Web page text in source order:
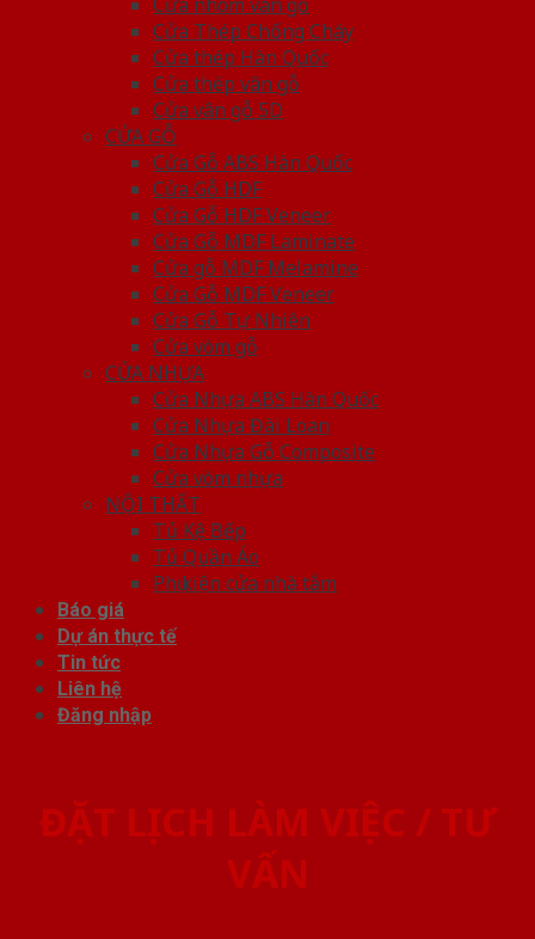
Cửa Thép Chống Cháy
Cửa thép Hàn Quốc
Cửa thép vân gỗ
Cửa vân gỗ 5D
CỬA GỖ
Cửa Gỗ ABS Hàn Quốc
Cửa Gỗ HDF
Cửa Gỗ HDF Veneer
Cửa Gỗ MDF Laminate
Cửa gỗ MDF Melamine
Cửa Gỗ MDF Veneer
Cửa Gỗ Tự Nhiên
Cửa vòm gỗ
CỬA NHỰA
Cửa Nhựa ABS Hàn Quốc
Cửa Nhựa Đài Loan
Cửa Nhựa Gỗ Composite
Cửa vòm nhựa
NỘI THẤT
Tủ Kệ Bếp
Tủ Quần Áo
Phụ kiện cửa nhà tắm
Báo giá
Dự án thực tế
Tin tức
Liên hệ
Đăng nhập
ĐẶT LỊCH LÀM VIỆC / TƯ
VẤN